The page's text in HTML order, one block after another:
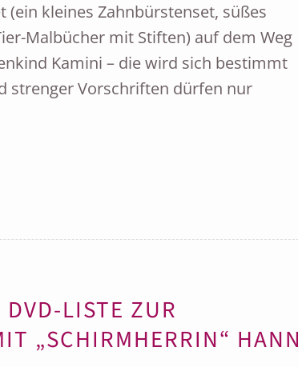
(ein kleines Zahnbürstenset, süßes
Malbücher mit Stiften) auf dem Weg
Kamini – die wird sich bestimmt
strenger Vorschriften dürfen nur
LISTE ZUR
„SCHIRMHERRIN“